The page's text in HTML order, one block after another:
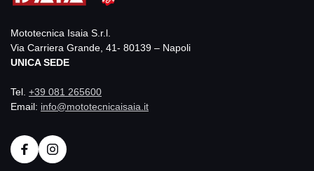
Mototecnica Isaia S.r.l.
Via Carriera Grande, 41- 80139 – Napoli
UNICA SEDE
Tel. +39 081 265600
Email: info@mototecnicaisaia.it